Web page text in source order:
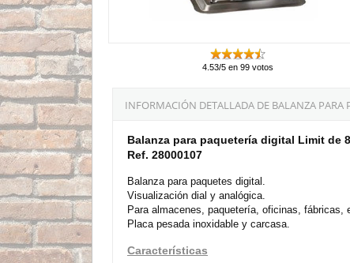
4.53/5 en 99 votos
INFORMACIÓN DETALLADA DE BALANZA PARA
Balanza para paquetería digital Limit de
Ref. 28000107
Balanza para paquetes digital.
Visualización dial y analógica.
Para almacenes, paquetería, oficinas, fábricas,
Placa pesada inoxidable y carcasa.
Características